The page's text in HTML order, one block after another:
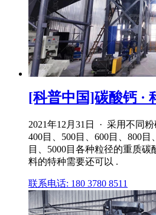
[科普中国]碳酸钙 ·
2021年12月31日 · 采用不同
400目、500目、600目、800目
目、5000目各种粒径的重质
料的特种需要还可以 .
联系电话: 180 3780 8511